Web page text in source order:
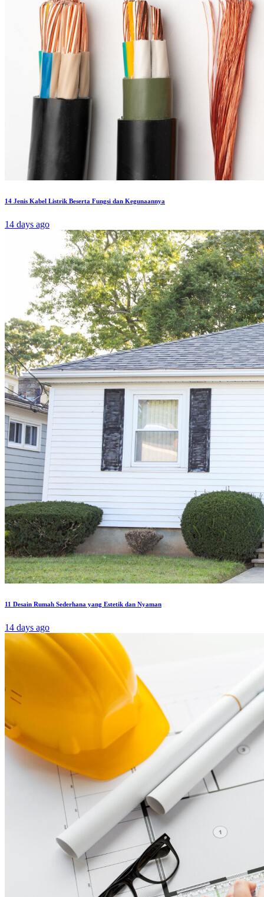
14 Jenis Kabel Listrik Beserta Fungsi dan Kegunaannya
14 days ago
11 Desain Rumah Sederhana yang Estetik dan Nyaman
14 days ago